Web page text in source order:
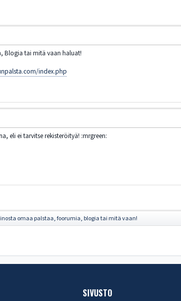
Blogia tai mitä vaan haluat!
index.php
eli ei tarvitse rekisteröityä! :mrgreen:
omaa palstaa, foorumia, blogia tai mitä vaan!
SIVUSTO